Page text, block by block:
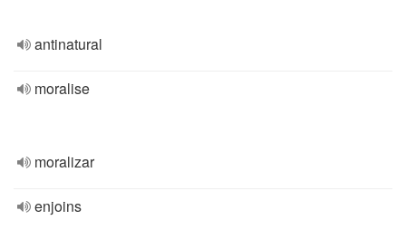
antinatural
moralise
moralizar
enjoins